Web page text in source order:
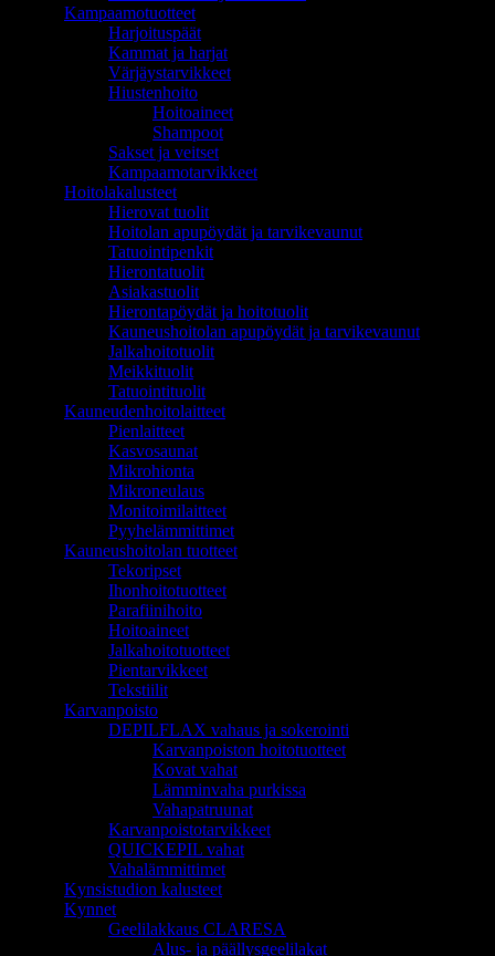
Kampaamotuotteet
Harjoituspäät
Kammat ja harjat
Värjäystarvikkeet
Hiustenhoito
Hoitoaineet
Shampoot
Sakset ja veitset
Kampaamotarvikkeet
Hoitolakalusteet
Hierovat tuolit
Hoitolan apupöydät ja tarvikevaunut
Tatuointipenkit
Hierontatuolit
Asiakastuolit
Hierontapöydät ja hoitotuolit
Kauneushoitolan apupöydät ja tarvikevaunut
Jalkahoitotuolit
Meikkituolit
Tatuointituolit
Kauneudenhoitolaitteet
Pienlaitteet
Kasvosaunat
Mikrohionta
Mikroneulaus
Monitoimilaitteet
Pyyhelämmittimet
Kauneushoitolan tuotteet
Tekoripset
Ihonhoitotuotteet
Parafiinihoito
Hoitoaineet
Jalkahoitotuotteet
Pientarvikkeet
Tekstiilit
Karvanpoisto
DEPILFLAX vahaus ja sokerointi
Karvanpoiston hoitotuotteet
Kovat vahat
Lämminvaha purkissa
Vahapatruunat
Karvanpoistotarvikkeet
QUICKEPIL vahat
Vahalämmittimet
Kynsistudion kalusteet
Kynnet
Geelilakkaus CLARESA
Alus- ja päällysgeelilakat